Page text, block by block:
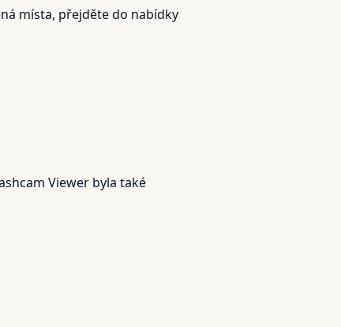
místa, přejděte do nabídky
Viewer byla také